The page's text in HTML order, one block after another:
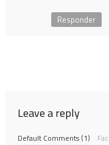
Responder
Leave a reply
Default Comments (1)